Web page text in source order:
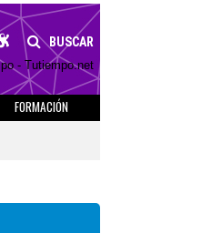
BUSCAR
- Tutiempo.net
FORMACIÓN